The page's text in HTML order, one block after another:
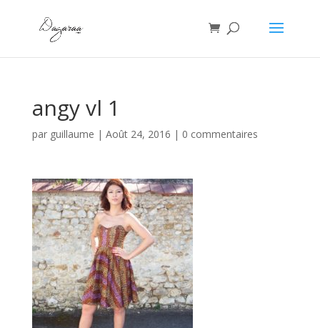
angy vl 1
par guillaume | Août 24, 2016 | 0 commentaires